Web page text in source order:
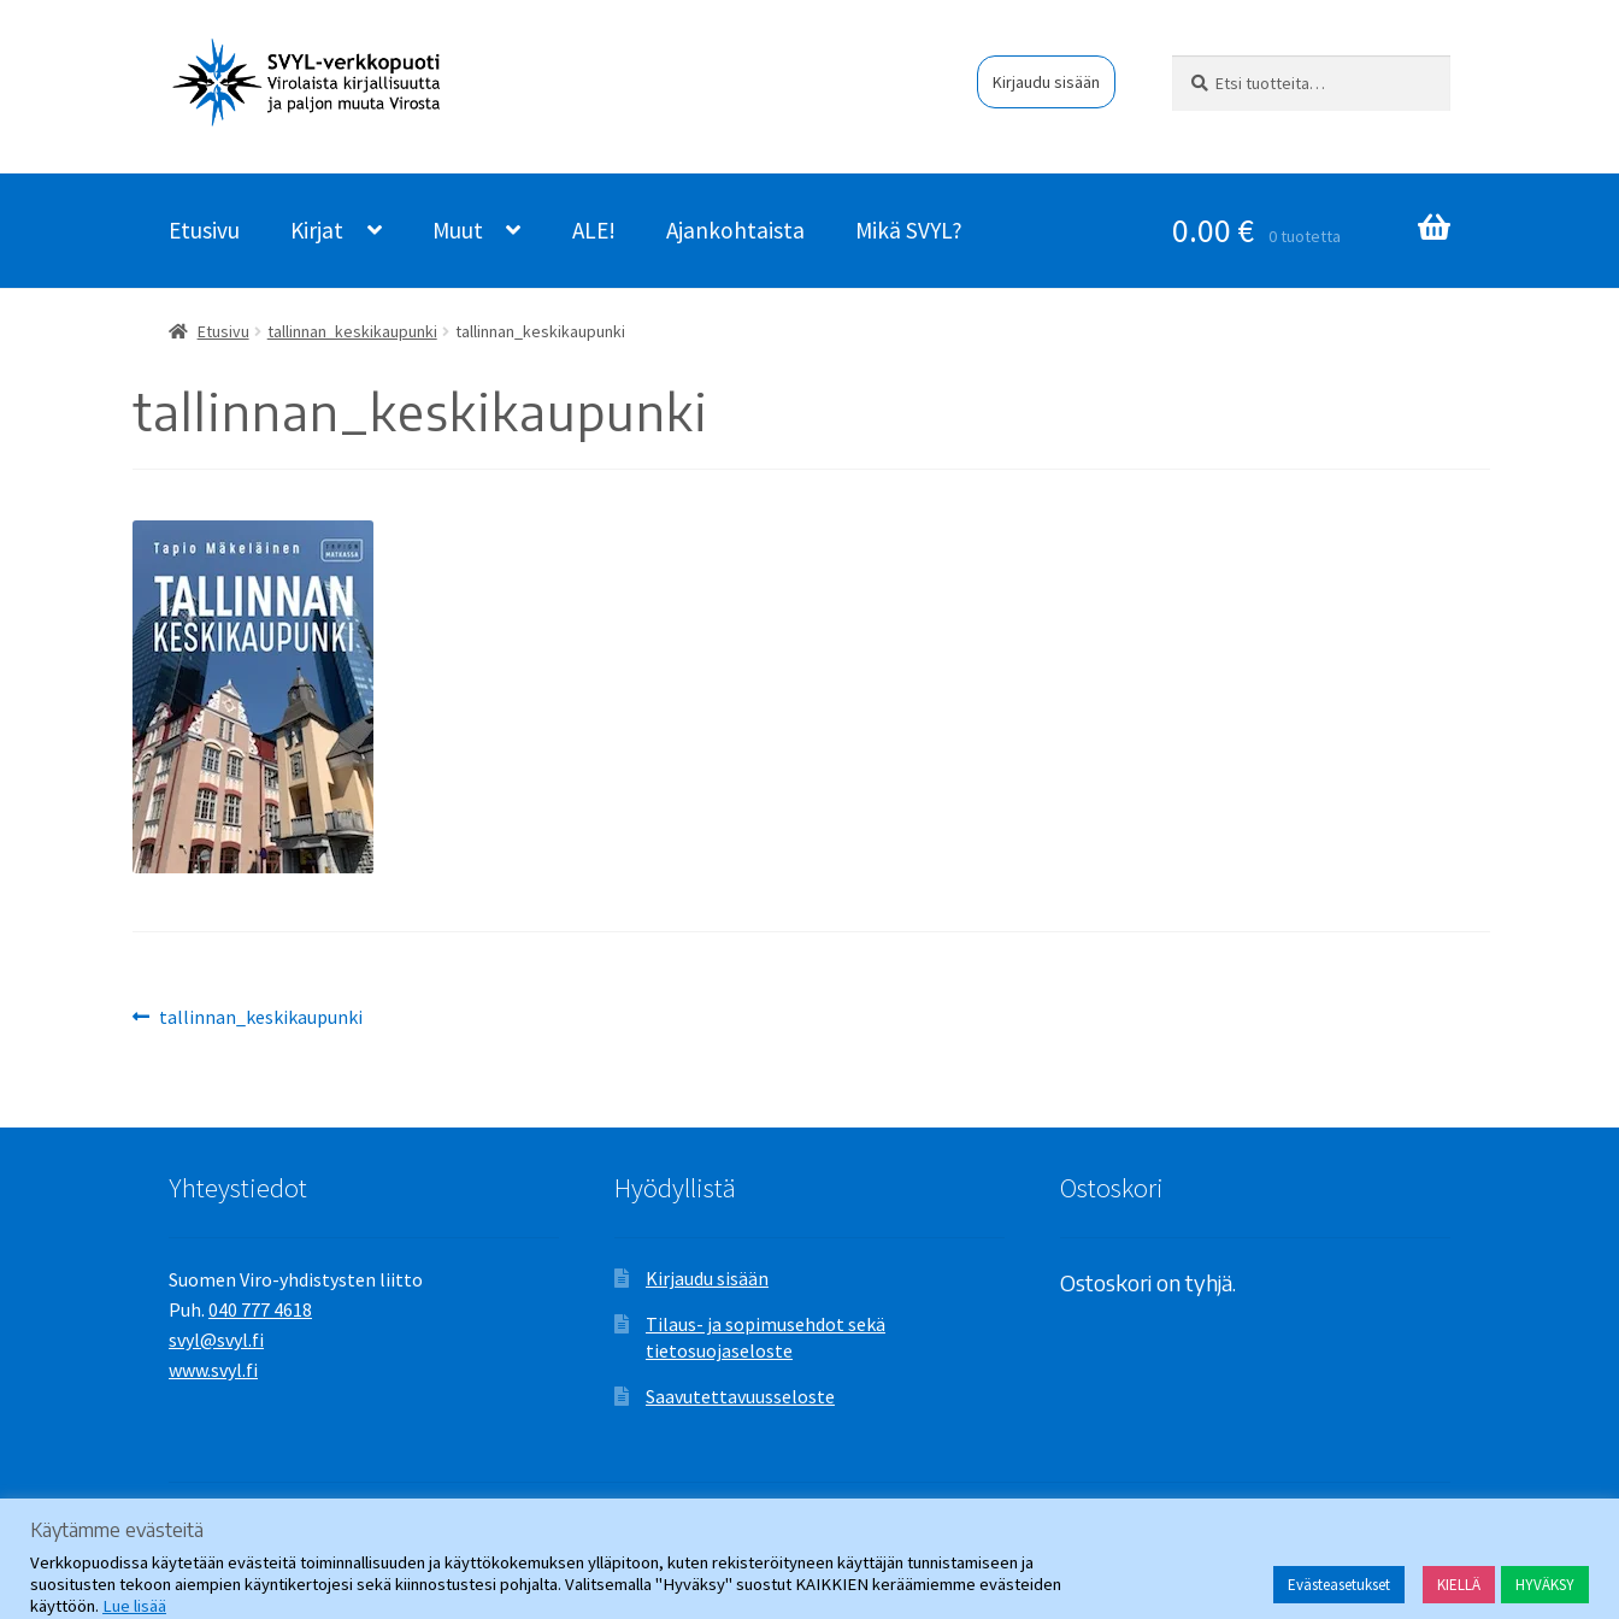
Siirry
navigointiin
Siirry
sisältöön
Kirjaudu sisään
Etusivu Kirjat Muut ALE! Ajankohtaista Mikä SVYL? 0.00 € 0 tuotetta
Etusivu tallinnan_keskikaupunki tallinnan_keskikaupunki
tallinnan_keskikaupunki
Artikkelien
Edellinen
tallinnan_keskikaupunki
Yhteystiedot
Suomen Viro-yhdistysten liitto
Puh.040 777 4618
svyl@svyl.fi
www.svyl.fi
Hyödyllistä
Kirjaudu sisään
Tilaus- ja sopimusehdot sekä
tietosuojaseloste
Saavutettavuusseloste
Ostoskori
Ostoskori on tyhjä.
Käytämme evästeitä
Verkkopuodissa käytetään evästeitä toiminnallisuuden ja käyttökokemuksen ylläpitoon, kuten rekisteröityneen käyttäjän tunnistamiseen ja
suositusten tekoon aiempien käyntikertojesi sekä kiinnostustesi pohjalta. Valitsemalla "Hyväksy" suostut KAIKKIEN keräämiemme evästeiden
käyttöön. Lue lisää
Evästeasetukset KIELLÄ HYVÄKSY